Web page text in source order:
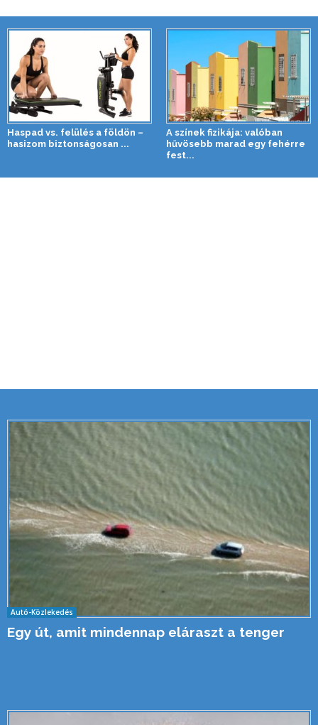
Haspad vs. felülés a földön –
hasizom biztonságosan ...
A színek fizikája: valóban
hűvösebb marad egy fehérre
fest...
Autó-Közlekedés
Egy út, amit mindennap eláraszt a tenger